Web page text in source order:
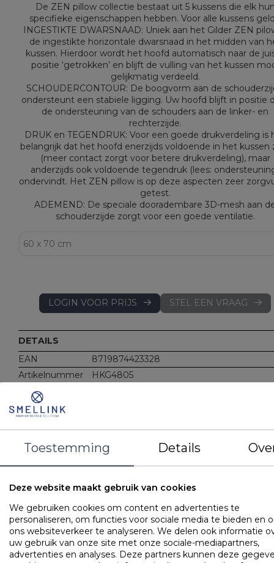
De ZEN pillow collectie bestaat uit 5 kussens die elk
specifieke eigenschappen hebben. Voor alle kussens
INGESTIKTE DWARSNAAD: Uniek aan het Gilder ZEN
de ingestikte horizontale dwarsnaad in het midden van
kussen. Hierdoor wordt het hoofd automatisch naar de
positie ‘getrokken’ en blijft de vulling van het kussen
gelijkmatig verdeeld.
SCHOUDERCONTOUR: De boogvorm aan de
ondersteunt een stabiele ligging. Uw hoofd blijft in positie
de ondersteuning van de schouders aan de linker- en
rechterzijde.
DRUK en TEGENDRUK: Voor een goede drukverdeling is
belangrijk dat het hoofd enerzijds voldoende in het kussen
(meer contact zorgt voor betere drukverdeling), maar
anderzijds ook voldoende tegendruk (lees:
ondervindt. Het ZEN pillow is op deze aspecten zeer
getest.
ADEMEND: De speciale dooradembare 3D-mesh aan
schouderzijde zorgt voor een goede ventilatie.
LOGIN VOOR PRIJS STEL EEN VRAAG
DETAILS
EAN
8719874423328
Artikelnummer
HKG4805
Merk
Gewicht
Vulgewicht: 1720 gram
Tijk: 100% luxe katoen - perkal
OMSCHRIJVING UITVOERINGEN
De ZEN pillow collectie bestaat uit 5 kussens die elk hun
specifieke eigenschappen hebben. Voor alle kussens geldt:
INGESTIKTE DWARSNAAD: Uniek aan het Gilder ZEN
Toestemming Details
Deze website maakt gebruik van cookies
We gebruiken cookies om content en advertenties te
personaliseren, om functies voor sociale media te bieden en
ons websiteverkeer te analyseren. We delen ook informatie
uw gebruik van onze site met onze sociale-mediapartners,
advertenties en analyses. Deze partners kunnen deze